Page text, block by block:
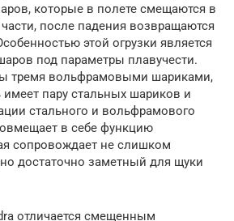
которые в полете смещаются в
после падения возвращаются
этой огрузки является
под параметры плавучести.
тремя вольфрамовыми шариками,
пару стальных шариков и
стального и вольфрамового
в себе функцию
сопровождает не слишком
достаточно заметный для щуки
отличается смещенным